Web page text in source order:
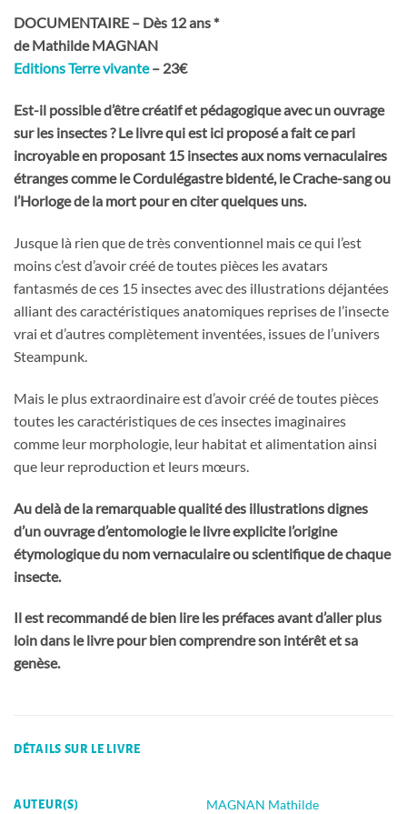
DOCUMENTAIRE – Dès 12 ans *
de Mathilde MAGNAN
Editions Terre vivante– 23€
Est-il possible d’être créatif et pédagogique avec un ouvrage
sur les insectes ? Le livre qui est ici proposé a fait ce pari
incroyable en proposant 15 insectes aux noms vernaculaires
étranges comme le Cordulégastre bidenté, le Crache-sang ou
l’Horloge de la mort pour en citer quelques uns.
Jusque là rien que de très conventionnel mais ce qui l’est
moins c’est d’avoir créé de toutes pièces les avatars
fantasmés de ces 15 insectes avec des illustrations déjantées
alliant des caractéristiques anatomiques reprises de l’insecte
vrai et d’autres complètement inventées, issues de l’univers
Steampunk.
Mais le plus extraordinaire est d’avoir créé de toutes pièces
toutes les caractéristiques de ces insectes imaginaires
comme leur morphologie, leur habitat et alimentation ainsi
que leur reproduction et leurs mœurs.
Au delà de la remarquable qualité des illustrations dignes
d’un ouvrage d’entomologie le livre explicite l’origine
étymologique du nom vernaculaire ou scientifique de chaque
insecte.
Il est recommandé de bien lire les préfaces avant d’aller plus
loin dans le livre pour bien comprendre son intérêt et sa
genèse.
DÉTAILS SUR LE LIVRE
AUTEUR(S) MAGNAN Mathilde